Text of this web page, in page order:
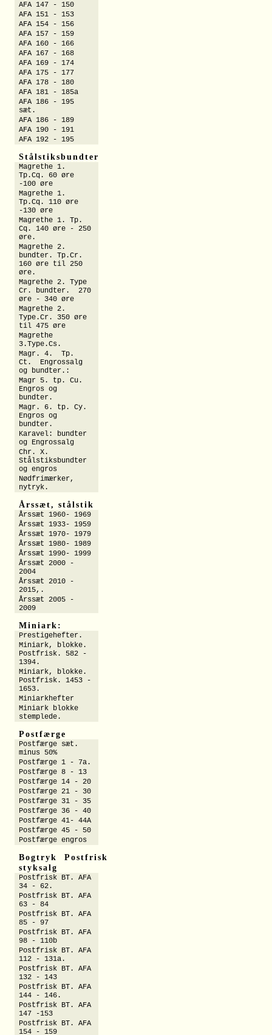
AFA 147 - 150
AFA 151 - 153
AFA 154 - 156
AFA 157 - 159
AFA 160 - 166
AFA 167 - 168
AFA 169 - 174
AFA 175 - 177
AFA 178 - 180
AFA 181 - 185a
AFA 186 - 195
sæt.
AFA 186 - 189
AFA 190 - 191
AFA 192 - 195
Stålstiksbundter
Magrethe 1.
Tp.Cq. 60 øre
-100 øre
Magrethe 1.
Tp.Cq. 110 øre
-130 øre
Magrethe 1. Tp.
Cq. 140 øre - 250
øre.
Magrethe 2.
bundter. Tp.Cr.
160 øre til 250
øre.
Magrethe 2. Type
Cr. bundter. 270
øre - 340 øre
Magrethe 2.
Type.Cr. 350 øre
til 475 øre
Magrethe
3.Type.Cs.
Magr. 4. Tp.
Ct. Engrossalg
og bundter.:
Magr 5. tp. Cu.
Engros og
bundter.
Magr. 6. tp. Cy.
Engros og
bundter.
Karavel: bundter
og Engrossalg
Chr. X.
Stålstiksbundter
og engros
Nødfrimærker,
nytryk.
Årssæt, stålstik
Årssæt 1960- 1969
Årssæt 1933- 1959
Årssæt 1970- 1979
Årssæt 1980- 1989
Årssæt 1990- 1999
Årssæt 2000 -
2004
Årssæt 2010 -
2015,.
Årssæt 2005 -
2009
Miniark:
Prestigehefter.
Miniark, blokke.
Postfrisk. 582 -
1394.
Miniark, blokke.
Postfrisk. 1453 -
1653.
Miniarkhefter
Miniark blokke
stemplede.
Postfærge
Postfærge sæt.
minus 50%
Postfærge 1 - 7a.
Postfærge 8 - 13
Postfærge 14 - 20
Postfærge 21 - 30
Postfærge 31 - 35
Postfærge 36 - 40
Postfærge 41- 44A
Postfærge 45 - 50
Postfærge engros
Bogtryk Postfrisk
styksalg
Postfrisk BT. AFA
34 - 62.
Postfrisk BT. AFA
63 - 84
Postfrisk BT. AFA
85 - 97
Postfrisk BT. AFA
98 - 110b
Postfrisk BT. AFA
112 - 131a.
Postfrisk BT. AFA
132 - 143
Postfrisk BT. AFA
144 - 146.
Postfrisk BT. AFA
147 -153
Postfrisk BT. AFA
154 - 159